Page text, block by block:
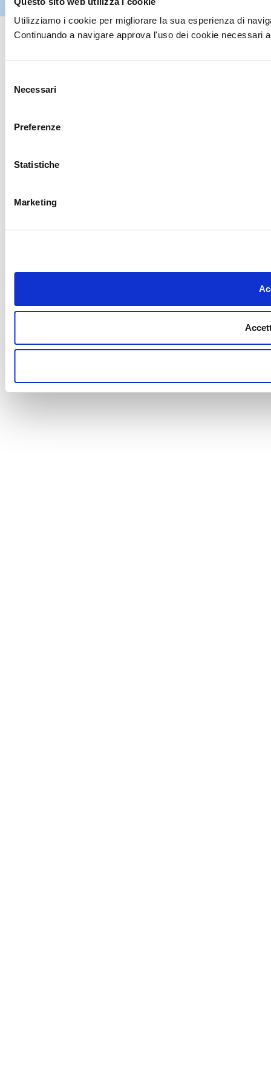
Utilizziamo i cookie per migliorare la sua esperienza di
Continuando a navigare approva l'uso dei cookie necessari
delNecessari
Preferenze
Statistiche
Marketing
riservati